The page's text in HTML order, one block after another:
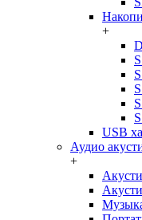
+
USB
Аудио
+